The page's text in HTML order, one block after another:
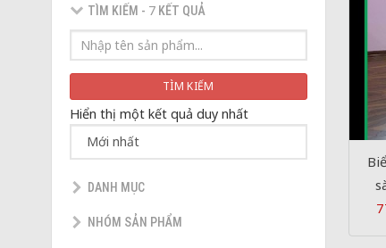
TÌM KIẾM - 7 KẾT QUẢ
TÌM KIẾM
Hiển thị một kết quả duy nhất
DANH MỤC
NHÓM SẢN PHẨM